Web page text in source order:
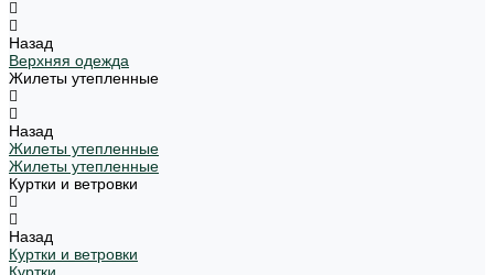
Назад
Верхняя одежда
Жилеты утепленные
Назад
Жилеты утепленные
Жилеты утепленные
Куртки и ветровки
Назад
Куртки и ветровки